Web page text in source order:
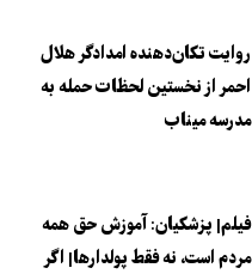
روایت تکان‌دهنده امدادگر هلال
احمر از نخستین لحظات حمله به
مدرسه میناب
فیلم| پزشکیان: آموزش حق همه
مردم است، نه فقط پولدارها| اگر